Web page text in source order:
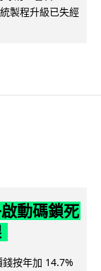
製程升級已失經
動碼鎖死
按年加 14.7%